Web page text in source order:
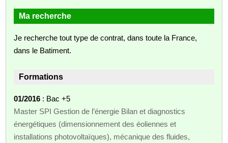
Ma recherche
Je recherche tout type de contrat, dans toute la France,
dans le Batiment.
Formations
01/2016 : Bac +5
Master SPI Gestion de l’énergie Bilan et diagnostics
énergétiques (dimensionnement des éoliennes et
installations photovoltaïques), mécanique des fluides,